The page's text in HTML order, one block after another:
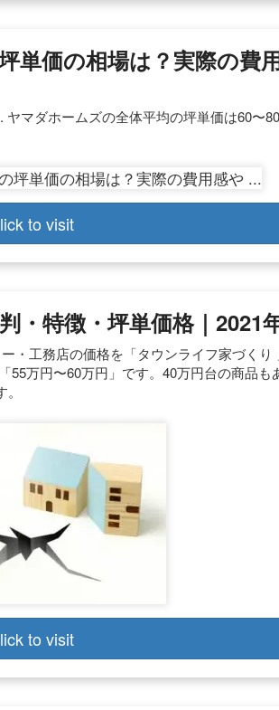
単価の相場は？実際の費
マダホームズの全体平均の坪単価は60〜
to visit
・特徴・坪単価格｜2021
・工務店の価格を「タウンライフ家づくり
55万円〜60万円」です。40万円台の商品も
to visit